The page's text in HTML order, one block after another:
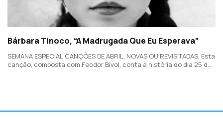
Bárbara Tinoco, “A Madrugada Que Eu Esperava”
SEMANA ESPECIAL CANÇÕES DE ABRIL, NOVAS OU REVISITADAS. Esta
canção, composta com Feodor Bivol, conta a história do dia 25 de